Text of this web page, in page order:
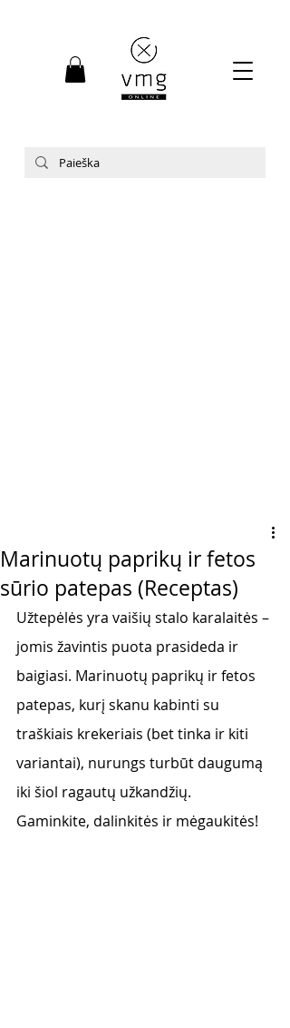
Marinuotų paprikų ir fetos
sūrio patepas (Receptas)
Užtepėlės yra vaišių stalo karalaitės –
jomis žavintis puota prasideda ir
baigiasi. Marinuotų paprikų ir fetos
patepas, kurį skanu kabinti su
traškiais krekeriais (bet tinka ir kiti
variantai), nurungs turbūt daugumą
iki šiol ragautų užkandžių.
Gaminkite, dalinkitės ir mėgaukitės!